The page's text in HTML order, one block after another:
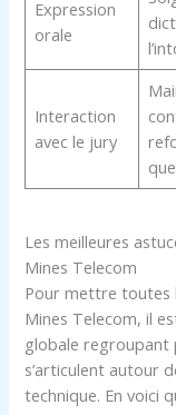
Expression
orale
Interaction
avec le jury
Les meilleures
Mines Telecom
Pour mettre toutes
Mines Telecom, il
globale regroupant
s’articulent autour
technique. En voici